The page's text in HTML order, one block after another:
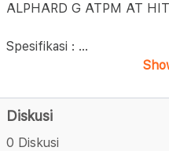
ALPHARD G ATPM AT
Spesifikasi : ...
Diskusi
0 Diskusi